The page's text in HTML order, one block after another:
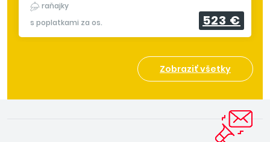
raňajky
s poplatkami za os.
523 €
Zobraziť všetky